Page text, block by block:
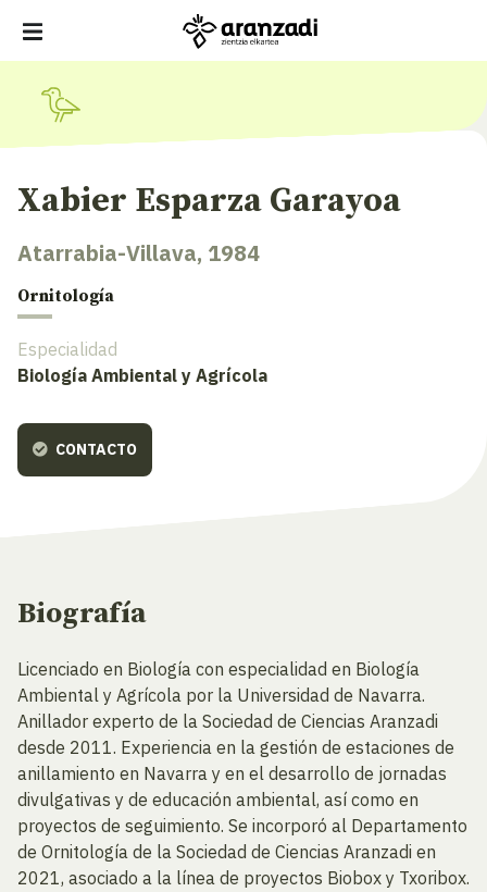
Xabier Esparza Garayoa
Atarrabia-Villava, 1984
Ornitología
Especialidad
Biología Ambiental y Agrícola
CONTACTO
Biografía
Licenciado en Biología con especialidad en Biología
Ambiental y Agrícola por la Universidad de Navarra.
Anillador experto de la Sociedad de Ciencias Aranzadi
desde 2011. Experiencia en la gestión de estaciones de
anillamiento en Navarra y en el desarrollo de jornadas
divulgativas y de educación ambiental, así como en
proyectos de seguimiento. Se incorporó al Departamento
de Ornitología de la Sociedad de Ciencias Aranzadi en
2021, asociado a la línea de proyectos Biobox y Txoribox.